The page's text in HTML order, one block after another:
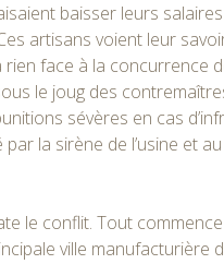
baisser leurs
artisans voient leur
face à la concurrence
le joug des
sévères en cas
la sirène de l’usine et
le conflit. Tout
ville manufacturière